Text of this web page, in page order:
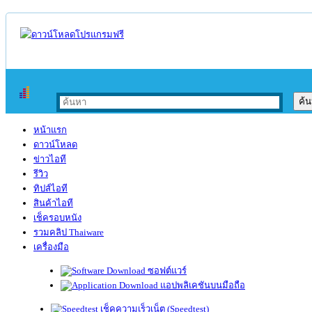
หน้าแรก
ดาวน์โหลด
ข่าวไอที
รีวิว
ทิปส์ไอที
สินค้าไอที
เช็ครอบหนัง
รวมคลิป Thaiware
เครื่องมือ
ซอฟต์แวร์
แอปพลิเคชันบนมือถือ
เช็คความเร็วเน็ต (Speedtest)